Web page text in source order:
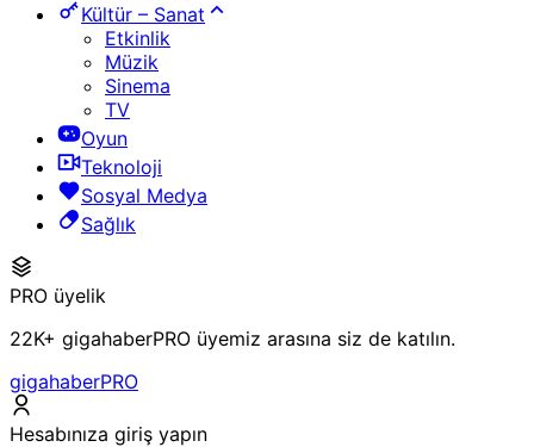
Kültür – Sanat
Etkinlik
Müzik
Sinema
TV
Oyun
Teknoloji
Sosyal Medya
Sağlık
PRO üyelik
22K+ gigahaberPRO üyemiz arasına siz de katılın.
gigahaberPRO
Hesabınıza giriş yapın